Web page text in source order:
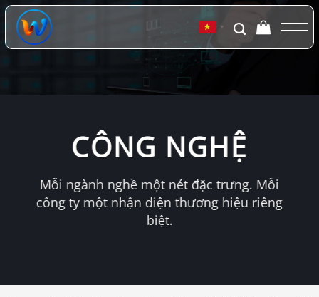
Chuyển
đến
dung
▼
CÔNG NGHỆ
Mỗi ngành nghề một nét đặc trưng. Mỗi
công ty một nhận diện thương hiệu riêng
biệt.